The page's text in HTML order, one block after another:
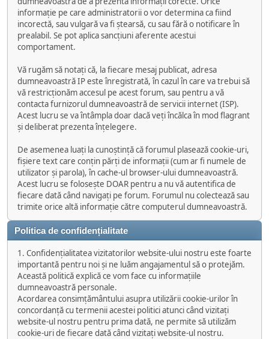
informație pe care administratorii o vor determina ca fiind
incorectă, sau vulgară va fi ștearsă, cu sau fără o notificare în
prealabil. Se pot aplica sancțiuni aferente acestui
comportament.
Vă rugăm să notați că, la fiecare mesaj publicat, adresa
dumneavoastră IP este înregistrată, în cazul în care va trebui să
vă restricționăm accesul pe acest forum, sau pentru a vă
contacta furnizorul dumneavoastră de servicii internet (ISP).
Acest lucru se va întâmpla doar dacă veți încălca în mod flagrant
și deliberat prezenta înțelegere.
De asemenea luați la cunoștință că forumul plasează cookie-uri,
fișiere text care conțin părți de informații (cum ar fi numele de
utilizator și parola), în cache-ul browser-ului dumneavoastră.
Acest lucru se folosește DOAR pentru a nu vă autentifica de
fiecare dată când navigați pe forum. Forumul nu colectează sau
trimite orice altă informație către computerul dumneavoastră.
Politica de confidențialitate
1. Confidențialitatea vizitatorilor website-ului nostru este foarte
importantă pentru noi și ne luăm angajamentul să o protejăm.
Această politică explică ce vom face cu informațiile
dumneavoastră personale.
Acordarea consimțământului asupra utilizării cookie-urilor în
concordanță cu termenii acestei politici atunci când vizitați
website-ul nostru pentru prima dată, ne permite să utilizăm
cookie-uri de fiecare dată când vizitați website-ul nostru.